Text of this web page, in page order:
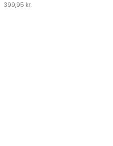
Klædeskabet.dk
399,95 kr.